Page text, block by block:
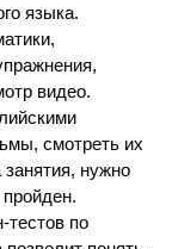
языка.
видео.
смотреть их
нужно
тестов по